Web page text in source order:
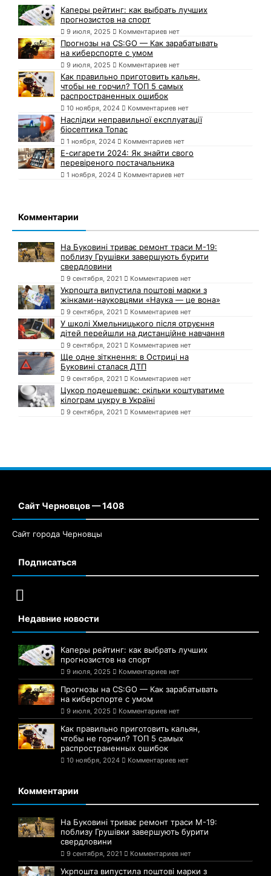
Каперы рейтинг: как выбрать лучших
прогнозистов на спорт
9 июля, 2025 Комментариев нет
Прогнозы на CS:GO — Как зарабатывать
на киберспорте с умом
9 июля, 2025 Комментариев нет
Как правильно приготовить кальян,
чтобы не горчил? ТОП 5 самых
распространенных ошибок
10 ноября, 2024 Комментариев нет
Наслідки неправильної експлуатації
біосептика Топас
1 ноября, 2024 Комментариев нет
Е-сигарети 2024: Як знайти свого
перевіреного постачальника
1 ноября, 2024 Комментариев нет
Комментарии
На Буковині триває ремонт траси М-19:
поблизу Грушівки завершують бурити
свердловини
9 сентября, 2021 Комментариев нет
Укрпошта випустила поштові марки з
жінками-науковцями «Наука — це вона»
9 сентября, 2021 Комментариев нет
У школі Хмельницького після отруєння
дітей перейшли на дистанційне навчання
9 сентября, 2021 Комментариев нет
Ще одне зіткнення: в Остриці на
Буковині сталася ДТП
9 сентября, 2021 Комментариев нет
Цукор подешевшає: скільки коштуватиме
кілограм цукру в Україні
9 сентября, 2021 Комментариев нет
Сайт Черновцов — 1408
Сайт города Черновцы
Подписаться
Недавние новости
Каперы рейтинг: как выбрать лучших
прогнозистов на спорт
9 июля, 2025 Комментариев нет
Прогнозы на CS:GO — Как зарабатывать
на киберспорте с умом
9 июля, 2025 Комментариев нет
Как правильно приготовить кальян,
чтобы не горчил? ТОП 5 самых
распространенных ошибок
10 ноября, 2024 Комментариев нет
Комментарии
На Буковині триває ремонт траси М-19:
поблизу Грушівки завершують бурити
свердловини
9 сентября, 2021 Комментариев нет
Укрпошта випустила поштові марки з